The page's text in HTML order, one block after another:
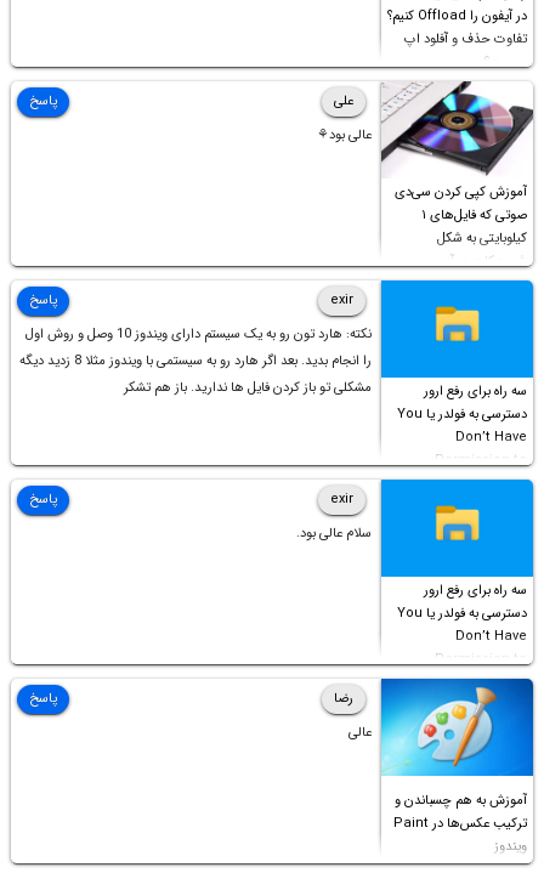
در آیفون را Offload کنیم؟
تفاوت حذف و آفلود اپ
چیست؟
آموزش کپی کردن سی‌دی
صوتی که فایل‌های ۱
کیلوبایتی به شکل
شورت‌کات در آن موجود
است!
علی
عالی بود⚘
پاسخ
سه راه برای رفع ارور
دسترسی به فولدر یا You
Don’t Have
Permission to
Access this folder
exir
نکته: هارد تون رو به یک سیستم دارای ویندوز 10 وصل و روش اول
را انجام بدید. بعد اگر هارد رو به سیستمی با ویندوز مثلا 8 زدید دیگه
مشکلی تو باز کردن فایل ها ندارید. باز هم تشکر
پاسخ
سه راه برای رفع ارور
دسترسی به فولدر یا You
Don’t Have
Permission to
Access this folder
exir
سلام عالی بود.
پاسخ
آموزش به هم چسباندن و
ترکیب عکس‌ها در Paint
ویندوز
رضا
عالی
پاسخ